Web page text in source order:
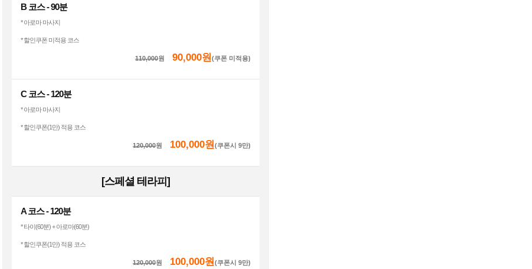
B 코스 - 90분
* 아로마 마사지
* 할인쿠폰 미적용 코스
110,000원 90,000원 (쿠폰 미적용)
C 코스 - 120분
* 아로마 마사지
* 할인쿠폰(1만) 적용 코스
120,000원 100,000원 (쿠폰시 9만)
[스페셜 테라피]
A 코스 - 120분
* 타이(60분) + 아로마(60분)
* 할인쿠폰(1만) 적용 코스
120,000원 100,000원 (쿠폰시 9만)